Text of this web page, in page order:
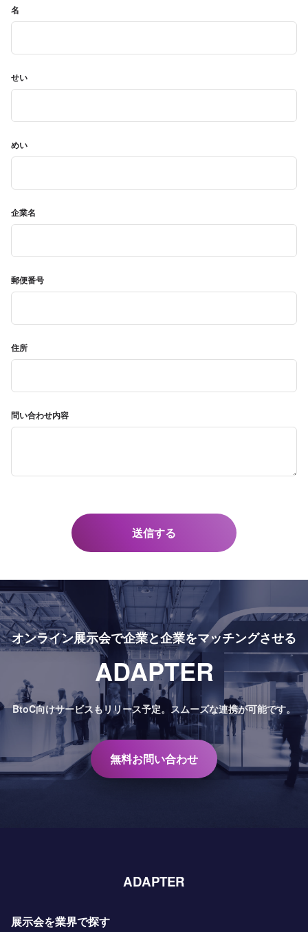
名
せい
めい
企業名
郵便番号
住所
問い合わせ内容
オンライン展示会で企業と企業をマッチングさせる
ADAPTER
BtoC向けサービスもリリース予定。 スムーズな連携が可能です。
無料お問い合わせ
ADAPTER
展示会を業界で探す